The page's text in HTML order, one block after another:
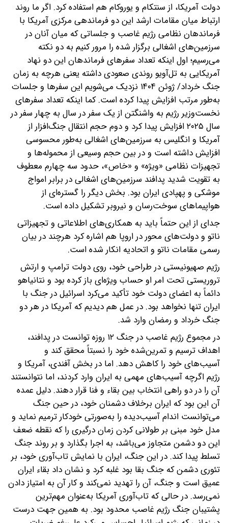
دولت آمریکا، از سنتکام و یوروکام هم استفاده کرد. اگر ما روند
ارتباط میان مقامات ارشد این دو فرماندهی مرکزی آمریکا با
فرماندهان نظامی رژیم غاصب و جلساتی که میان آنان در
سرزمین‌های اشغالی برگزار شده را مرور کنیم به دو نکته
می‌رسیم؛ اول اینکه تعداد سفرهای فرماندهان این دو نهاد
آمریکایی به تل‌آویو روندی صعودی داشته یعنی هرچه به زمان
جنگ خرداد/ ژوئن ۱۴۰۴ نزدیک می‌شویم این سفرها و جلسات
به‌طور مرتب افزایش پیدا کرده است. کما اینکه تعداد سفرهای
نخست‌وزیر رژیم به واشنگتن از یک سفر در سال به چهار سفر در
سال ۲۰۲۵ افزایش پیدا کرد و دوم حجم انتقال جنگ‌افزار از
آمریکا و انگلیس به سرزمین‌های اشغالی به‌طور محسوسی
افزایش داشته است و در بین حجم وسیعی از محموله‌ها و
تجهیزات نظامی «ویژه» و «خاص»‌، حدود سه چهارم معطوف
به تقویت شدید پدافند سرزمین‌های اشغالی در برابر امواج
موشکی و پهپادی ایران بود. بخش دیگر را گستره‌ای از
هواپیماهای سوخت‌رسان و نیروبر تشکیل داده است.
جدای از این حتماً باید به همکاری‌های اطلاعاتی و تجهیزاتی
ناتو و دولت‌های محور در اروپا هم اشاره کرد هرچند در بیان
رسمی مقامات ناتو و اتحادیه انکار شده است.
رژیم صهیونیستی در طراحی خود‌، روی دولت ترامپ و ارتش
تروریستی تحت امر او حساب ویژه‌ای باز کرده بود و نتانیاهو
دائماً به اعضای دولت خود تأکید می‌کرد اسرائیل در جنگ با
ایران تنها نخواهد بود. در عمل هم دیدیم که آمریکا در هر دو
جنگ خرداد و رمضان وارد شد.
در مجموع رژیم غاصب در جنگ ۱۲ روزه توانست در پدافند‌،
اهداف ترسیم و تمرین‌شده خود را نسبتاً محقق کند و
آسیب‌های خود را کاهش دهد. اما در بخش آفندی‌، آمریکا و
رژیم اگرچه آسیب‌های مهمی به ایران وارد کردند، اما نتوانستند
آن را در دو راهی انتخاب بین بقاء و فنا قرار دهند. دلیل عمده
آن این بود که ایران برخلاف دشمنان خود‌، در حین جنگ
می‌توانست اندام آسیب‌دیده را به‌صورتی خودکار ترمیم نماید و
مدل خود مبنی بر طولانی کردن زمان درگیری را که نقطه ضعف
این دو دشمن متجاوز می‌باشد‌، به اجرا بگذارد و بر روند جنگ
تسلط پیدا کند. در این جنگ‌، ایران با نمایش تاب‌آوری خود‌، بر
تئوری دشمن که جنگ بقا بود غلبه کرد و نشان داد بقاء ایران
عمیق است و جنگ‌، آن را تهدید نمی‌کند و کار آن به امتیاز دادن
نمی‌رسد. در حالی که تاب‌آوری آمریکا به‌عنوان مهم‌ترین
پشتیبان جنگ رژیم غاصب محدود بود. به همین جهت درست